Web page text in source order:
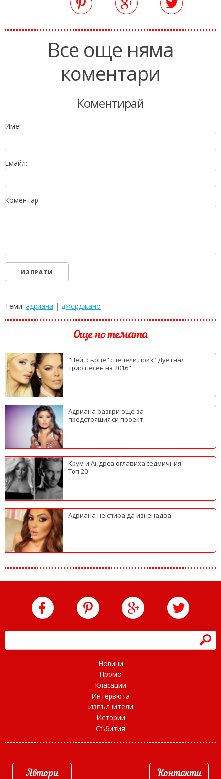
Все още няма
коментари
Коментирай
Име:
Емайл:
Коментар:
Теми: адриана | джорджано
Още по темата
"Пей, сърце" спечели приз "Дуетна/
трио песен на 2016"
Адриана разкри още за
предстоящия си проект
Крум и Андреа оглавиха седмичния
Топ 20
Адриана не спира да изненадва
h
Новини
Промо
Класации
Интервюта
Изпълнители
Истории
Събития
Автори Контакти